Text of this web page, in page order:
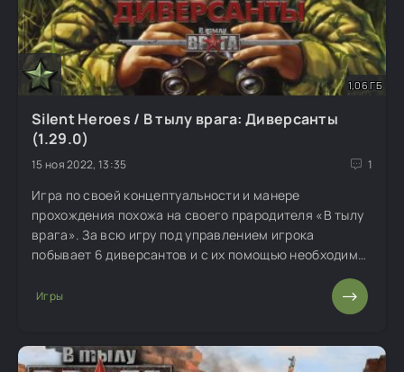
1,06 ГБ
Silent Heroes / В тылу врага: Диверсанты
(1.29.0)
15 ноя 2022, 13:35 1
Игра по своей концептуальности и манере
прохождения похожа на своего прародителя «В тылу
врага». За всю игру под управлением игрока
побывает 6 диверсантов и с их помощью необходимо
имеет индивидуальный подход и множество решения
Игры